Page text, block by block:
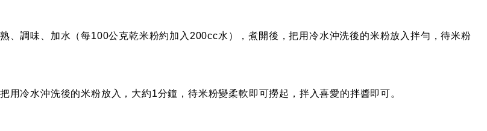
、調味、加水（每100公克乾米粉約加入200cc水），煮開後，把用冷水沖洗後的米粉放入拌勻，待米粉
用冷水沖洗後的米粉放入，大約1分鐘，待米粉變柔軟即可撈起，拌入喜愛的拌醬即可。